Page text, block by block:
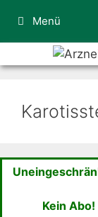
Inhalt
springen
Menü
Kein